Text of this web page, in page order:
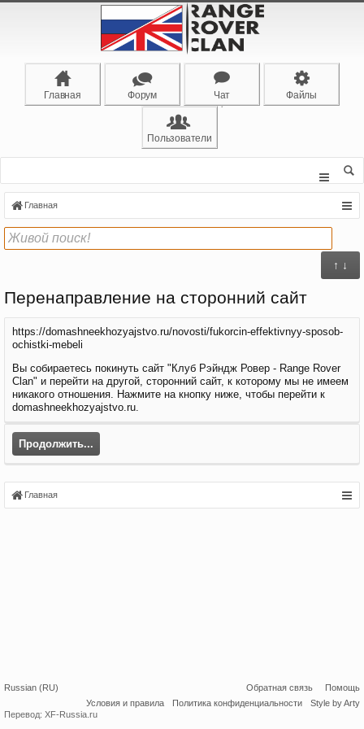
Главная Форум Чат Файлы
Пользователи
Главная
↑ ↓
Перенаправление на сторонний сайт
https://domashneekhozyajstvo.ru/novosti/fukorcin-effektivnyy-sposob-
ochistki-mebeli
Вы собираетесь покинуть сайт "Клуб Рэйндж Ровер - Range Rover
Clan" и перейти на другой, сторонний сайт, к которому мы не имеем
никакого отношения. Нажмите на кнопку ниже, чтобы перейти к
domashneekhozyajstvo.ru.
Продолжить...
Главная
Russian (RU) Обратная связь
Помощь
Условия и правила
Политика конфиденциальности
Style by Arty
Перевод: XF-Russia.ru